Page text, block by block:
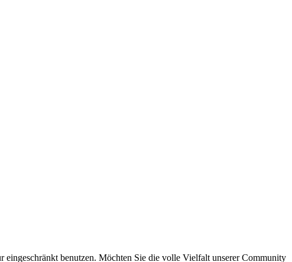
eingeschränkt benutzen. Möchten Sie die volle Vielfalt unserer Community